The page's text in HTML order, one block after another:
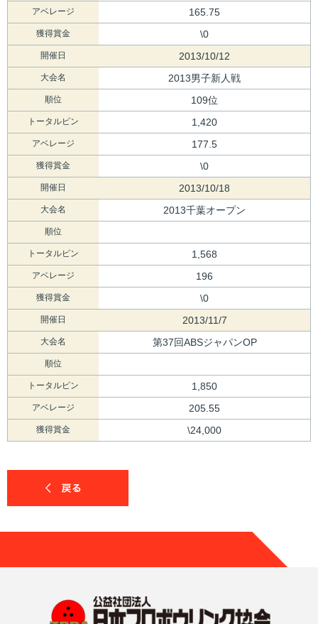
アベレージ 165.75
獲得賞金 \0
開催日 2013/10/12
大会名 2013男子新人戦
順位 109位
トータルピン 1,420
アベレージ 177.5
獲得賞金 \0
開催日 2013/10/18
大会名 2013千葉オープン
順位
トータルピン 1,568
アベレージ 196
獲得賞金 \0
開催日 2013/11/7
大会名 第37回ABSジャパンOP
順位
トータルピン 1,850
アベレージ 205.55
獲得賞金 \24,000